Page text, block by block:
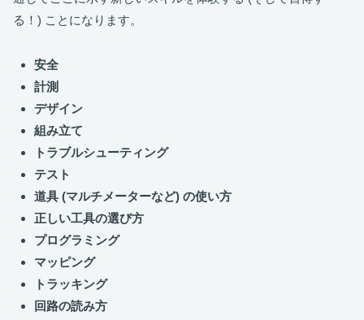
る！) ことになります。
安全
計測
デザイン
組み立て
トラブルシューティング
テスト
道具 (マルチメーターなど) の使い方
正しい工具の選び方
プログラミング
マッピング
トラッキング
回路の読み方